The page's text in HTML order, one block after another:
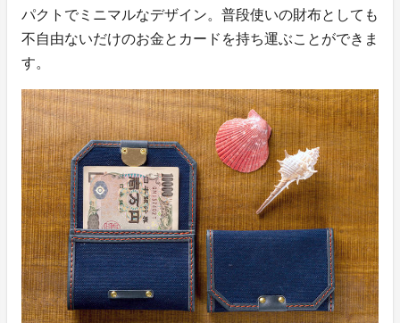
パクトでミニマルなデザイン。普段使いの財布としても
不自由ないだけのお金とカードを持ち運ぶことができま
す。